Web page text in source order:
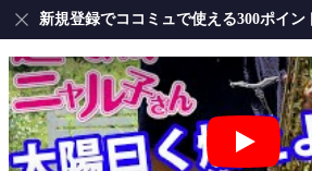
新規登録でココミュで使える300ポイン
太陽曰く